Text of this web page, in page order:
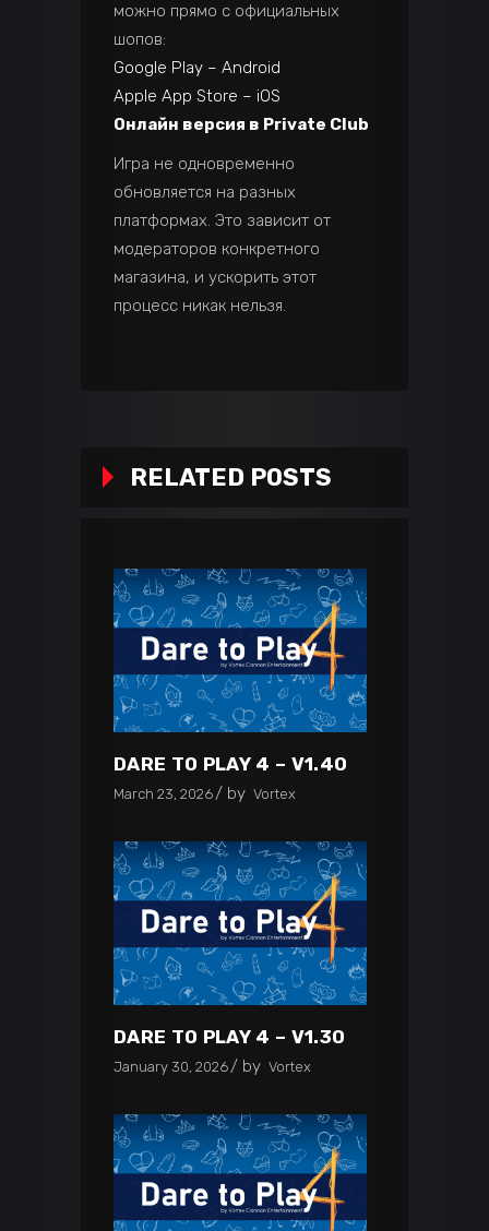
можно прямо с официальных
шопов:
Google Play – Android
Apple App Store – iOS
Онлайн версия в Private Club
Игра не одновременно
обновляется на разных
платформах. Это зависит от
модераторов конкретного
магазина, и ускорить этот
процесс никак нельзя.
RELATED POSTS
DARE TO PLAY 4 – V1.40
March 23, 2026 by Vortex
DARE TO PLAY 4 – V1.30
January 30, 2026 by Vortex